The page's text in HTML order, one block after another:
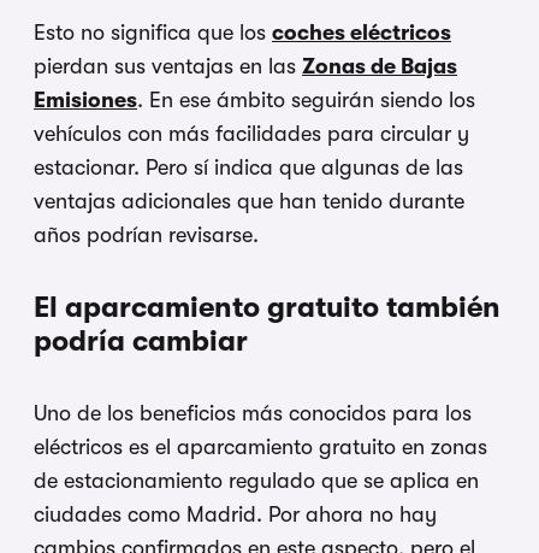
Esto no significa que los coches eléctricos
pierdan sus ventajas en las Zonas de Bajas
Emisiones. En ese ámbito seguirán siendo los
vehículos con más facilidades para circular y
estacionar. Pero sí indica que algunas de las
ventajas adicionales que han tenido durante
años podrían revisarse.
El aparcamiento gratuito también
podría cambiar
Uno de los beneficios más conocidos para los
eléctricos es el aparcamiento gratuito en zonas
de estacionamiento regulado que se aplica en
ciudades como Madrid. Por ahora no hay